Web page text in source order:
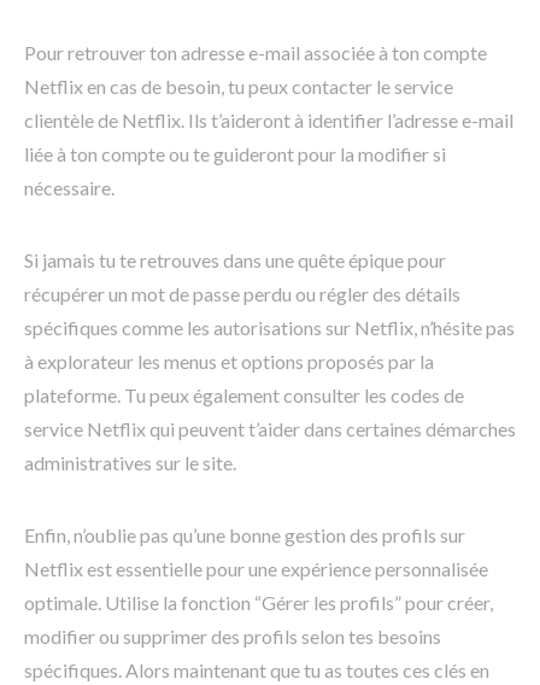
Pour retrouver ton adresse e-mail associée à ton compte
Netflix en cas de besoin, tu peux contacter le service
clientèle de Netflix. Ils t’aideront à identifier l’adresse e-mail
liée à ton compte ou te guideront pour la modifier si
nécessaire.
Si jamais tu te retrouves dans une quête épique pour
récupérer un mot de passe perdu ou régler des détails
spécifiques comme les autorisations sur Netflix, n’hésite pas
à explorateur les menus et options proposés par la
plateforme. Tu peux également consulter les codes de
service Netflix qui peuvent t’aider dans certaines démarches
administratives sur le site.
Enfin, n’oublie pas qu’une bonne gestion des profils sur
Netflix est essentielle pour une expérience personnalisée
optimale. Utilise la fonction “Gérer les profils” pour créer,
modifier ou supprimer des profils selon tes besoins
spécifiques. Alors maintenant que tu as toutes ces clés en